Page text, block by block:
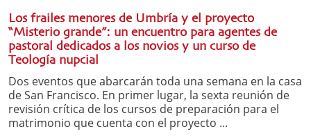
Los frailes menores de Umbría y el proyecto
“Misterio grande”: un encuentro para agentes de
pastoral dedicados a los novios y un curso de
Teología nupcial
Dos eventos que abarcarán toda una semana en la casa
de San Francisco. En primer lugar, la sexta reunión de
revisión crítica de los cursos de preparación para el
matrimonio que cuenta con el proyecto ...